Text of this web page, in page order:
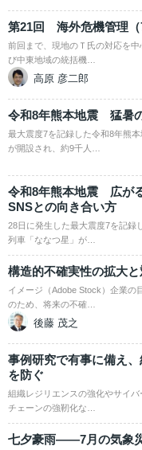
第21回 海外危機管理（
前回まで、現地のＴ氏の対応を
び中東地域の統括機…
高原 彦二郎
令和8年熊本地震 猛暑
最大震度7を記録した令和8年熊
が開設され、約9千人…
令和8年熊本地震 広が
SNSとの向き合い方
28日に発生した最大震度7を記録
列車「ななつ星」が…
構造的不確実性の拡大
イメージ（Adobe Stock）企業の
のため、将来の不確…
後藤 茂之
事例研究で有事に備え
を防ぐ
組織レジリエンスの強化やサイ
チェーンの強靭化な…
七夕豪雨――7月の気